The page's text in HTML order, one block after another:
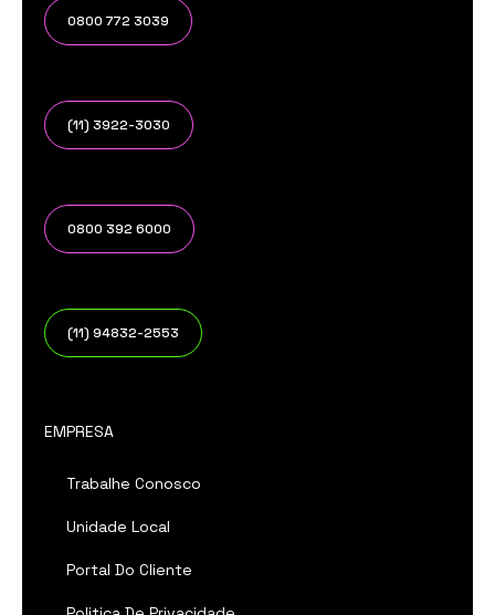
0800 772 3039
(11) 3922-3030
0800 392 6000
(11) 94832-2553
EMPRESA
Trabalhe Conosco
Unidade Local
Portal Do Cliente